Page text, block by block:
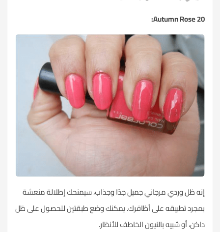
20 Autumn Rose:
إنه ظل وردي مرجاني جميل جدًا وجذاب، سيمنحك إطلالة منعشة
بمجرد تطبيقه على أظافرك. يمكنك وضع طبقتين للحصول على ظل
داكن، أو شبيه بالنيون الخاطف للأنظار.